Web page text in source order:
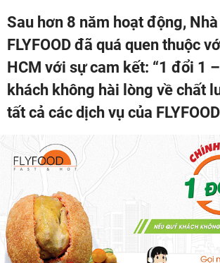
Sau hơn 8 năm hoạt động,
FLYFOOD đã quá quen thuộc
HCM với sự cam kết: “1 đổi 1
khách không hài lòng về chất
tất cả các dịch vụ của